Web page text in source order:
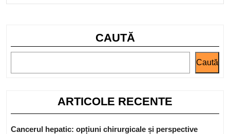
CAUTĂ
Caută
ARTICOLE RECENTE
Cancerul hepatic: opțiuni chirurgicale și perspective